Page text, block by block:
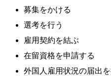
募集をかける
選考を行う
雇用契約を結ぶ
在留資格を申請する
外国人雇用状況の届出